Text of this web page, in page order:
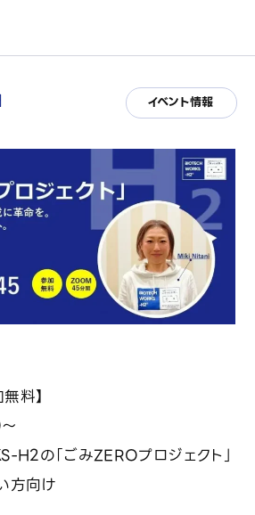
企業
さまへ
術紹介
ロセス
フォーム「REBORN」
とCSR対応
イベント情報
料】
の「ごみZEROプロジェクト」
方向け